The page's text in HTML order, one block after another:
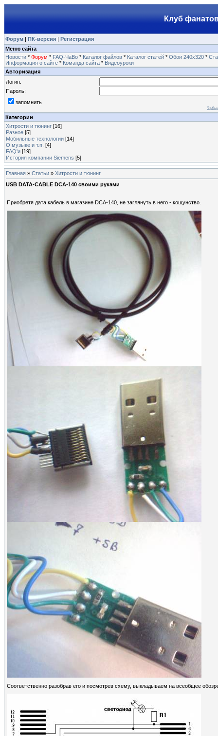
Клуб
Форум | ПК-версия | Регистрация
Меню сайта
Новости * Форум * FAQ-ЧаВо * Каталог файлов * Каталог статей * Обои 240х320 *
Информация о сайте * Команда сайта * Видеоуроки
Авторизация
Логин:
Пароль:
запомнить
Категории
Хитрости и тюнинг [16]
Разное [5]
Мобильные технологии [14]
О музыке и т.п. [4]
FAQ'и [19]
История компании Siemens [5]
Главная » Статьи » Хитрости и тюнинг
USB DATA-CABLE DCA-140 своими руками
Приобретя дата кабель в магазине DCA-140, не заглянуть в него - кощунство.
Соответственно разобрав его и посмотрев схему, выкладываем на всеобщее